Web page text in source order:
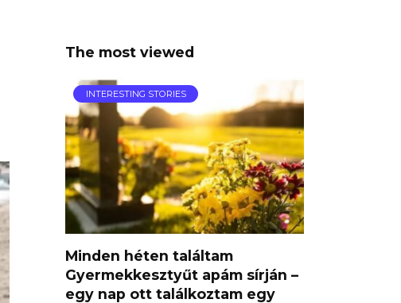
The most viewed
INTERESTING STORIES
Minden héten találtam
Gyermekkesztyűt apám sírján –
egy nap ott találkoztam egy